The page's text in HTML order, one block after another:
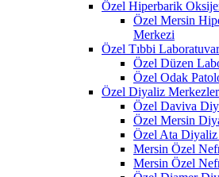
Özel Hiperbarik
Özel Mersin
Merkezi
Özel Tıbbi Laboratuvar
Özel Düzen
Özel Odak
Özel Diyaliz
Özel Daviva
Özel Mersin
Özel Ata
Mersin Özel
Mersin Özel